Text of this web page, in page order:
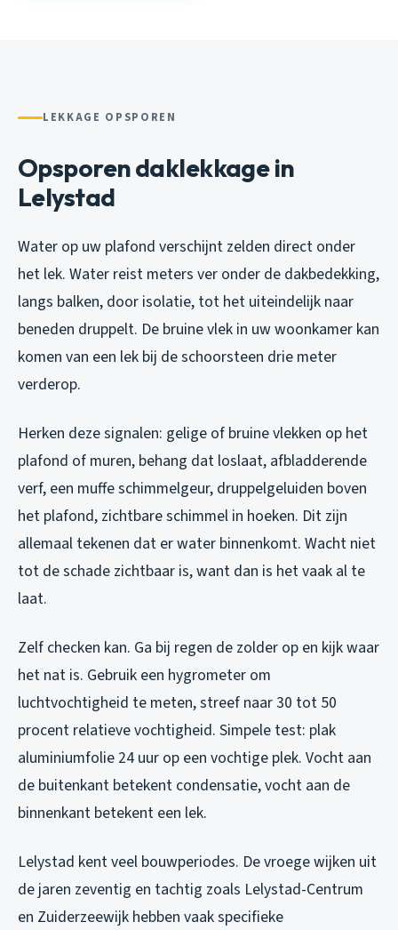
LEKKAGE OPSPOREN
Opsporen daklekkage in
Lelystad
Water op uw plafond verschijnt zelden direct onder
het lek. Water reist meters ver onder de dakbedekking,
langs balken, door isolatie, tot het uiteindelijk naar
beneden druppelt. De bruine vlek in uw woonkamer kan
komen van een lek bij de schoorsteen drie meter
verderop.
Herken deze signalen: gelige of bruine vlekken op het
plafond of muren, behang dat loslaat, afbladderende
verf, een muffe schimmelgeur, druppelgeluiden boven
het plafond, zichtbare schimmel in hoeken. Dit zijn
allemaal tekenen dat er water binnenkomt. Wacht niet
tot de schade zichtbaar is, want dan is het vaak al te
laat.
Zelf checken kan. Ga bij regen de zolder op en kijk waar
het nat is. Gebruik een hygrometer om
luchtvochtigheid te meten, streef naar 30 tot 50
procent relatieve vochtigheid. Simpele test: plak
aluminiumfolie 24 uur op een vochtige plek. Vocht aan
de buitenkant betekent condensatie, vocht aan de
binnenkant betekent een lek.
Lelystad kent veel bouwperiodes. De vroege wijken uit
de jaren zeventig en tachtig zoals Lelystad-Centrum
en Zuiderzeewijk hebben vaak specifieke